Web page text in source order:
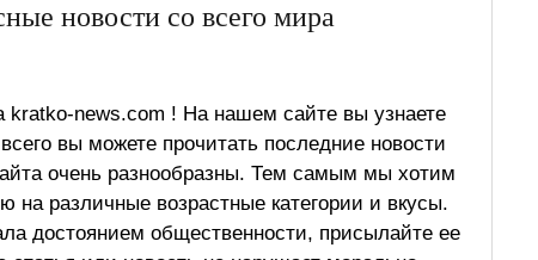
новости со всего мира
kratko-news.com ! На нашем сайте вы узнаете
вы можете прочитать последние новости
очень разнообразны. Тем самым мы хотим
различные возрастные категории и вкусы.
достоянием общественности, присылайте ее